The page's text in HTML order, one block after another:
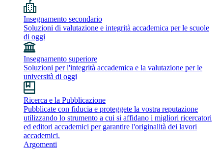
Insegnamento secondario
Soluzioni di valutazione e integrità accademica per le scuole
di oggi
Insegnamento superiore
Soluzioni per l'integrità accademica e la valutazione per le
università di oggi
Ricerca e la Pubblicazione
Pubblicate con fiducia e proteggete la vostra reputazione
utilizzando lo strumento a cui si affidano i migliori ricercatori
ed editori accademici per garantire l'originalità dei lavori
accademici.
Argomenti